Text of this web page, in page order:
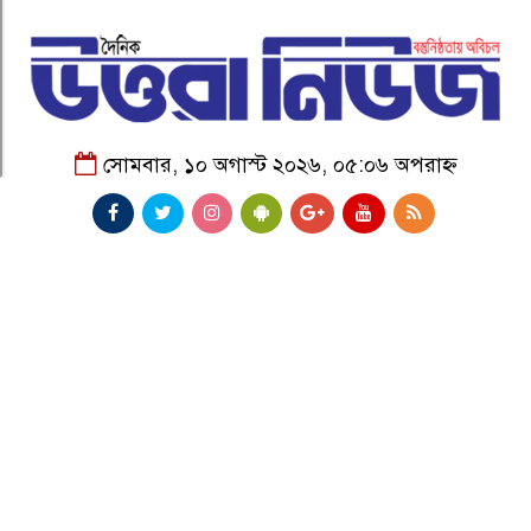
সোমবার, ১০ অগাস্ট ২০২৬, ০৫:০৬ অপরাহ্ন